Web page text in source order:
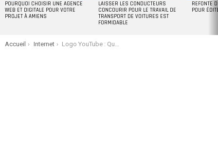
POURQUOI CHOISIR UNE AGENCE
WEB ET DIGITALE POUR VOTRE
PROJET À AMIENS
LAISSER LES CONDUCTEURS
CONCOURIR POUR LE TRAVAIL DE
TRANSPORT DE VOITURES EST
FORMIDABLE
REFONTE
POUR
You are here:
Accueil Internet Logo YouTube : Quelle est sa véritable signification ?